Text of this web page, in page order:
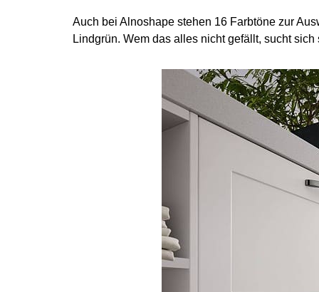
Auch bei Alnoshape stehen 16 Farbtöne zur
Lindgrün. Wem das alles nicht gefällt, sucht